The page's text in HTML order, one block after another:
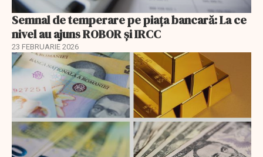
Semnal de temperare pe piața bancară: La ce
nivel au ajuns ROBOR şi IRCC
23 FEBRUARIE 2026